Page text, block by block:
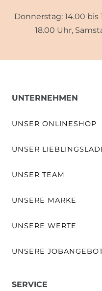
Donnerstag: 14.00 bis
18.00 Uhr,
UNTERNEHMEN
UNSER ONLINESHOP
UNSER
UNSER TEAM
UNSERE MARKE
UNSERE WERTE
UNSERE
SERVICE